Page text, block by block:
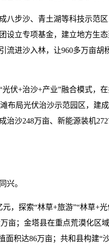
步沙、青土湖等科技示范
立专项基金，建立地方生
进沙入林，让960多万亩胡
伏+治沙+产业”融合模式，
局光伏治沙示范园区，建
沙248万亩、新能源装机
兴。
，探索“林草+旅游”“林草+
亩；金塔县在重点荒漠化区
积达86万亩；共和县构建“